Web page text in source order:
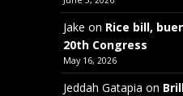
Jake on Rice bill,
20th Congress
May 16, 2026
Jeddah Gatapia on